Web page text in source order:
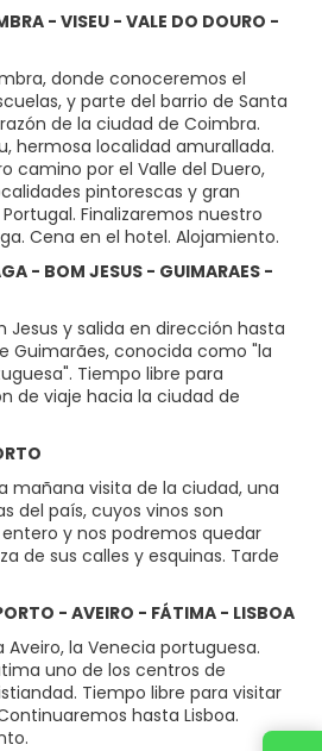
- VISEU - VALE DO DOURO -
donde conoceremos el
y parte del barrio de Santa
de la ciudad de Coimbra.
hermosa localidad amurallada.
camino por el Valle del Duero,
pintorescas y gran
Finalizaremos nuestro
Cena en el hotel. Alojamiento.
- BOM JESUS - GUIMARAES -
Jesus y salida en dirección hasta
Guimarães, conocida como "la
Tiempo libre para
de viaje hacia la ciudad de
mañana visita de la ciudad, una
del país, cuyos vinos son
y nos podremos quedar
de sus calles y esquinas. Tarde
- AVEIRO - FÁTIMA - LISBOA
Aveiro, la Venecia portuguesa.
uno de los centros de
Tiempo libre para visitar
hasta Lisboa.